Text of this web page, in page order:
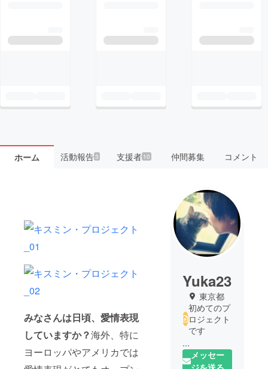
ホーム 活動報告3 支援者 10 仲間募集 コメント
みなさんは日頃、愛情表現
していますか？海外、特に
ヨーロッパやアメリカでは
Yuka23
東京都
初めてのプ
ロジェクト
です
...
メッセー